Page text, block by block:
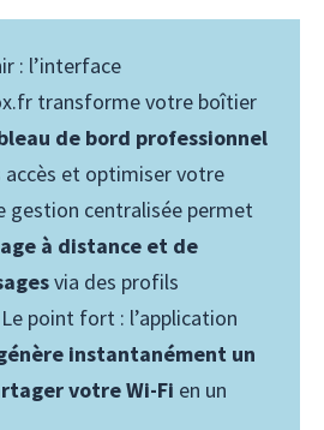
: l’interface
transforme votre boîtier
de bord professionnel
accès et optimiser votre
gestion centralisée permet
à distance et de
via des profils
Le point fort : l’application
instantanément un
votre Wi-Fi en un